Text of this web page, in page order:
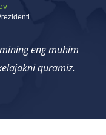
eng muhim
quramiz.